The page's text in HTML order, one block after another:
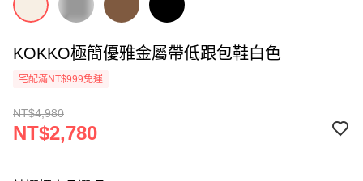
KOKKO極簡優雅金屬帶低跟包鞋白色
宅配滿NT$999免運
NT$4,980
NT$2,780